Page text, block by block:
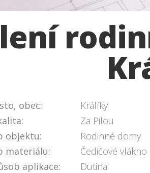
obec:
Králíky
Za Pilou
objektu:
Rodinné domy
materiálu:
Čedičové vlákno
aplikace:
Dutina